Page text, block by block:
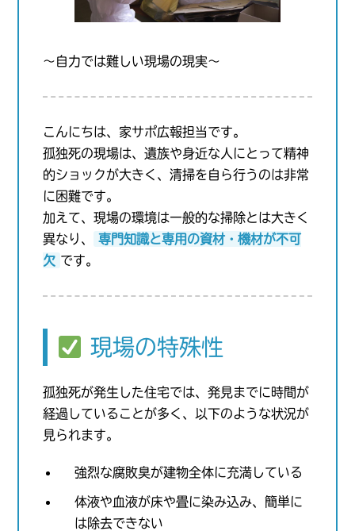
〜自力では難しい現場の現実〜
こんにちは、家サポ広報担当です。
孤独死の現場は、遺族や身近な人にとって精神
的ショックが大きく、清掃を自ら行うのは非常
に困難です。
加えて、現場の環境は一般的な掃除とは大きく
異なり、
専門知識と専用の資材・機材が不可
欠 です。
現場の特殊性
孤独死が発生した住宅では、発見までに時間が
経過していることが多く、以下のような状況が
見られます。
強烈な腐敗臭が建物全体に充満している
体液や血液が床や畳に染み込み、簡単に
は除去できない